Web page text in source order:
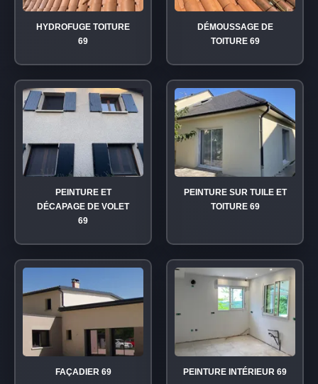
HYDROFUGE TOITURE
69
DÉMOUSSAGE DE
TOITURE 69
PEINTURE ET
DÉCAPAGE DE VOLET
69
PEINTURE SUR TUILE ET
TOITURE 69
FAÇADIER 69 PEINTURE INTÉRIEUR 69